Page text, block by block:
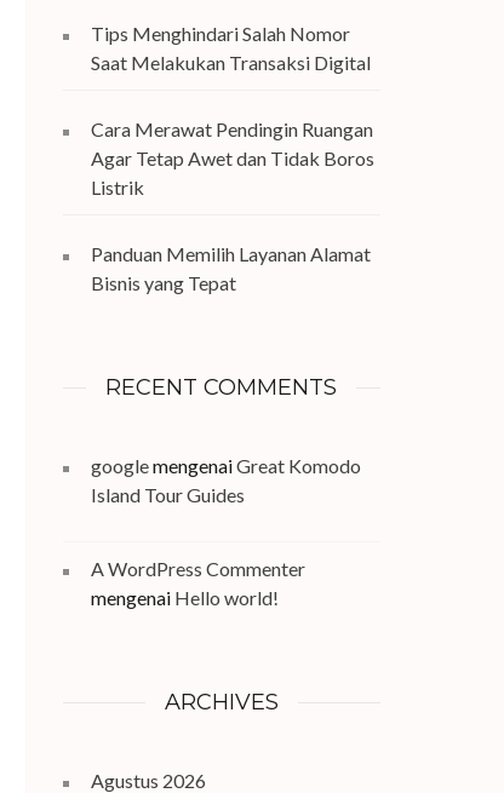
Tips Menghindari Salah Nomor
Saat Melakukan Transaksi Digital
Cara Merawat Pendingin Ruangan
Agar Tetap Awet dan Tidak Boros
Listrik
Panduan Memilih Layanan Alamat
Bisnis yang Tepat
RECENT COMMENTS
googlemengenaiGreat Komodo
Island Tour Guides
A WordPress Commenter
mengenai Hello world!
ARCHIVES
Agustus 2026